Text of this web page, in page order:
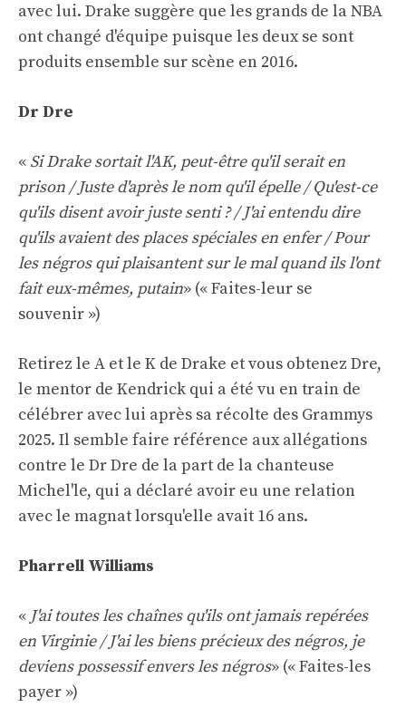
avec lui. Drake suggère que les grands de la NBA
ont changé d'équipe puisque les deux se sont
produits ensemble sur scène en 2016.
Dr Dre
« Si Drake sortait l'AK, peut-être qu'il serait en
prison / Juste d'après le nom qu'il épelle / Qu'est-ce
qu'ils disent avoir juste senti ? / J'ai entendu dire
qu'ils avaient des places spéciales en enfer / Pour
les négros qui plaisantent sur le mal quand ils l'ont
fait eux-mêmes, putain» (« Faites-leur se
souvenir »)
Retirez le A et le K de Drake et vous obtenez Dre,
le mentor de Kendrick qui a été vu en train de
célébrer avec lui après sa récolte des Grammys
2025. Il semble faire référence aux allégations
contre le Dr Dre de la part de la chanteuse
Michel'le, qui a déclaré avoir eu une relation
avec le magnat lorsqu'elle avait 16 ans.
Pharrell Williams
« J'ai toutes les chaînes qu'ils ont jamais repérées
en Virginie / J'ai les biens précieux des négros, je
deviens possessif envers les négros» (« Faites-les
payer »)